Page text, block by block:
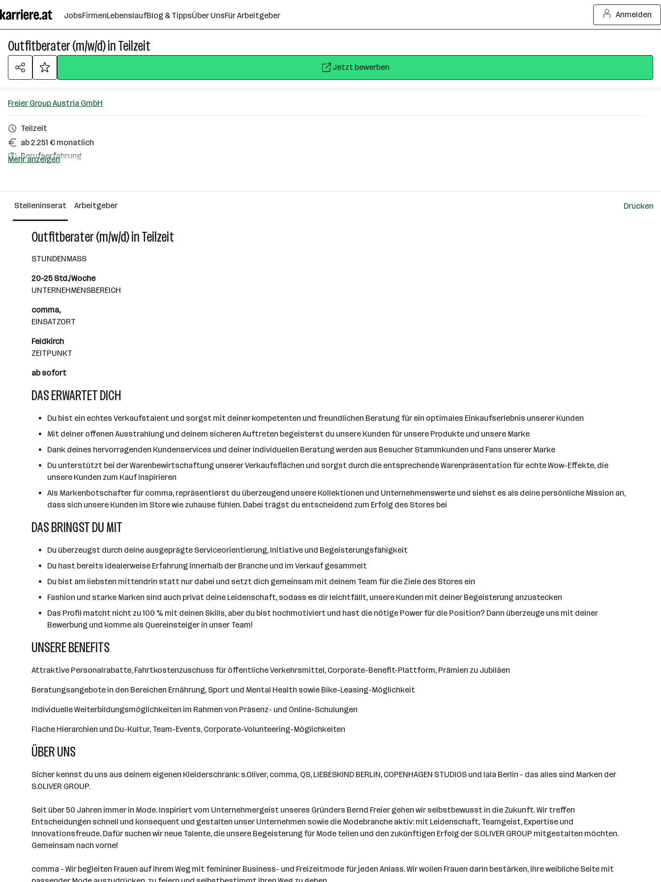
Seiteninhalt
springen
JobsFirmenLebenslaufBlog & TippsÜber UnsFür Arbeitgeber Anmelden
Outfitberater (m/w/d) in Teilzeit
Jetzt bewerben
Freier Group Austria GmbH
Teilzeit
ab 2.251 € monatlich
Berufserfahrung
Über das Unternehmen
501+ Mitarbeiter*innen
Bergheim bei Salzburg
Mehr anzeigen
Stelleninserat Arbeitgeber Drucken
Outfitberater (m/w/d) in Teilzeit
STUNDENMASS
​20-25​ Std./Woche
UNTERNEHMENSBEREICH
​comma,​
EINSATZORT
Feldkirch
ZEITPUNKT
ab sofort
DAS ERWARTET DICH
Du bist ein echtes Verkaufstalent und sorgst mit deiner kompetenten und freundlichen Beratung für ein optimales Einkaufserlebnis unserer Kunden
Mit deiner offenen Ausstrahlung und deinem sicheren Auftreten begeisterst du unsere Kunden für unsere Produkte und unsere Marke
Dank deines hervorragenden Kundenservices und deiner individuellen Beratung werden aus Besucher Stammkunden und Fans unserer Marke
Du unterstützt bei der Warenbewirtschaftung unserer Verkaufsflächen und sorgst durch die entsprechende Warenpräsentation für echte Wow-Effekte, die
unsere Kunden zum Kauf inspirieren
Als Markenbotschafter für comma, repräsentierst du überzeugend unsere Kollektionen und Unternehmenswerte und siehst es als deine persönliche Mission an,
dass sich unsere Kunden im Store wie zuhause fühlen. Dabei trägst du entscheidend zum Erfolg des Stores bei
DAS BRINGST DU MIT
Du überzeugst durch deine ausgeprägte Serviceorientierung, Initiative und Begeisterungsfähigkeit
Du hast bereits idealerweise Erfahrung innerhalb der Branche und im Verkauf gesammelt
Du bist am liebsten mittendrin statt nur dabei und setzt dich gemeinsam mit deinem Team für die Ziele des Stores ein
Fashion und starke Marken sind auch privat deine Leidenschaft, sodass es dir leichtfällt, unsere Kunden mit deiner Begeisterung anzustecken
Das Profil matcht nicht zu 100 % mit deinen Skills, aber du bist hochmotiviert und hast die nötige Power für die Position? Dann überzeuge uns mit deiner
Bewerbung und komme als Quereinsteiger in unser Team!
UNSERE BENEFITS
Attraktive Personalrabatte, Fahrtkostenzuschuss für öffentliche Verkehrsmittel, Corporate-Benefit-Plattform, Prämien zu Jubiläen
Beratungsangebote in den Bereichen Ernährung, Sport und Mental Health sowie Bike-Leasing-Möglichkeit
Individuelle Weiterbildungsmöglichkeiten im Rahmen von Präsenz- und Online-Schulungen
Flache Hierarchien und Du-Kultur, Team-Events, Corporate-Volunteering-Möglichkeiten
ÜBER UNS
Sicher kennst du uns aus deinem eigenen Kleiderschrank: s.Oliver, comma, QS, LIEBESKIND BERLIN, COPENHAGEN STUDIOS und lala Berlin - das alles sind Marken der
S.OLIVER GROUP.
Seit über 50 Jahren immer in Mode. Inspiriert vom Unternehmergeist unseres Gründers Bernd Freier gehen wir selbstbewusst in die Zukunft. Wir treffen
Entscheidungen schnell und konsequent und gestalten unser Unternehmen sowie die Modebranche aktiv: mit Leidenschaft, Teamgeist, Expertise und
Innovationsfreude. Dafür suchen wir neue Talente, die unsere Begeisterung für Mode teilen und den zukünftigen Erfolg der S.OLIVER GROUP mitgestalten möchten.
Gemeinsam nach vorne!
comma - Wir begleiten Frauen auf ihrem Weg mit femininer Business- und Freizeitmode für jeden Anlass. Wir wollen Frauen darin bestärken, ihre weibliche Seite mit